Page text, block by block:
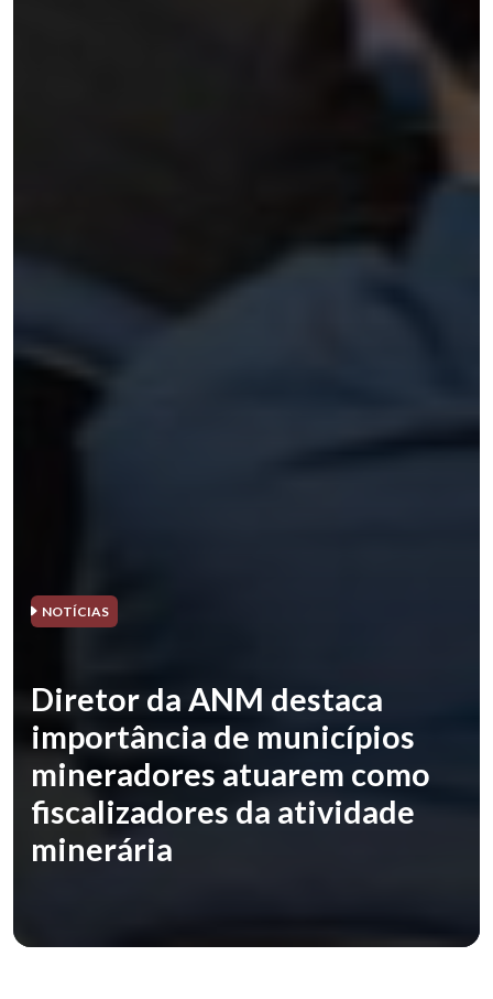
NOTÍCIAS
Diretor da ANM destaca
importância de municípios
mineradores atuarem como
fiscalizadores da atividade
minerária